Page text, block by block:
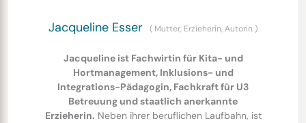
Jacqueline Esser ( Mutter, Erzieherin, Autorin )
Jacqueline ist Fachwirtin für Kita- und
Hortmanagement, Inklusions- und
Integrations-Pädagogin, Fachkraft für U3
Betreuung und staatlich anerkannte
Erzieherin. Neben ihrer beruflichen Laufbahn, ist